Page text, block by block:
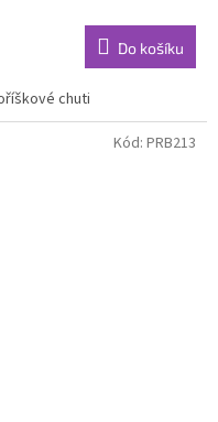
Do košíku
chuti
Kód: PRB213